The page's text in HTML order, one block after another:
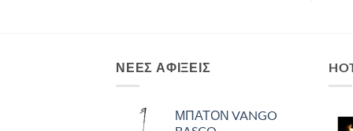
ΝΈΕΣ ΑΦΊΞΕΙΣ
ΜΠΑΤΟΝ VANGO